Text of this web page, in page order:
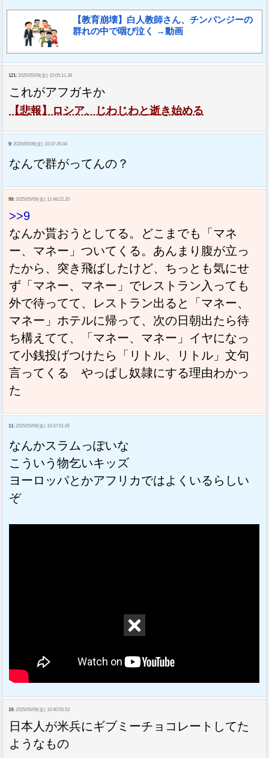
【教育崩壊】白人教師さん、チンパンジーの
群れの中で咽び泣く →動画
121: 2025/05/09(金) 15:05:11.36
これがアフガキか
【悲報】ロシア、じわじわと逝き始める
9: 2025/05/09(金) 10:37:29.84
なんで群がってんの？
99: 2025/05/09(金) 11:48:22.20
>>9
なんか貰おうとしてる。どこまでも「マネ
ー、マネー」ついてくる。あんまり腹が立っ
たから、突き飛ばしたけど、ちっとも気にせ
ず「マネー、マネー」でレストラン入っても
外で待ってて、レストラン出ると「マネー、
マネー」ホテルに帰って、次の日朝出たら待
ち構えてて、「マネー、マネー」イヤになっ
て小銭投げつけたら「リトル、リトル」文句
言ってくる やっぱし奴隷にする理由わかっ
た
11: 2025/05/09(金) 10:37:51.65
なんかスラムっぽいな
こういう物乞いキッズ
ヨーロッパとかアフリカではよくいるらしい
ぞ
19: 2025/05/09(金) 10:40:55.53
日本人が米兵にギブミーチョコレートしてた
ようなもの